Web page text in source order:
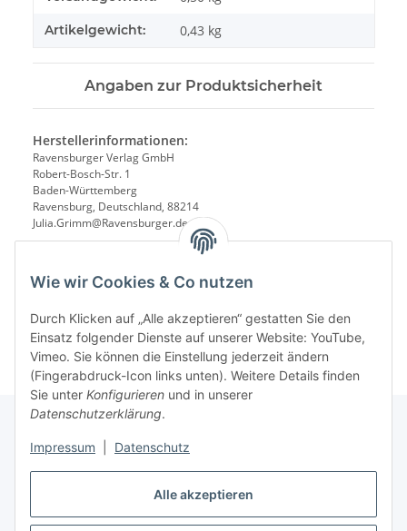
Alle akzeptieren
Wie wir Cookies & Co nutzen
Durch Klicken auf „Alle akzeptieren“ gestatten Sie den
Einsatz folgender Dienste auf unserer Website: YouTube,
Vimeo. Sie können die Einstellung jederzeit ändern
(Fingerabdruck-Icon links unten). Weitere Details finden
Sie unter Konfigurieren und in unserer
Datenschutzerklärung.
Impressum Datenschutz
Artikelgewicht: 0,43 kg
Angaben zur Produktsicherheit
Herstellerinformationen:
Ravensburger Verlag GmbH
Robert-Bosch-Str. 1
Baden-Württemberg
Ravensburg, Deutschland, 88214
Julia.Grimm@Ravensburger.de
Gesetzliche Informationen